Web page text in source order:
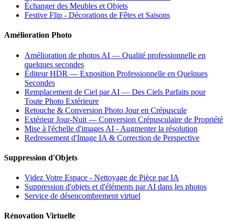
Échanger des Meubles et Objets
Festive Flip - Décorations de Fêtes et Saisons
Amélioration Photo
Amélioration de photos AI — Qualité professionnelle en
quelques secondes
Éditeur HDR — Exposition Professionnelle en Quelques
Secondes
Remplacement de Ciel par AI — Des Ciels Parfaits pour
Toute Photo Extérieure
Retouche & Conversion Photo Jour en Crépuscule
Extérieur Jour-Nuit — Conversion Crépusculaire de Propriété
Mise à l'échelle d'images AI - Augmenter la résolution
Redressement d'Image IA & Correction de Perspective
Suppression d'Objets
Videz Votre Espace - Nettoyage de Pièce par IA
Suppression d'objets et d'éléments par AI dans les photos
Service de désencombrement virtuel
Rénovation Virtuelle